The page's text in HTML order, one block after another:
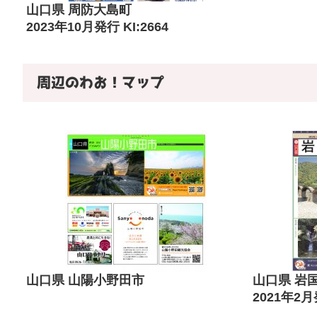
山口県 周防大島町
2023年10月発行 KI:2664
周辺のわお！マップ
山口県 山陽小野田市
山口県 岩
2021年2